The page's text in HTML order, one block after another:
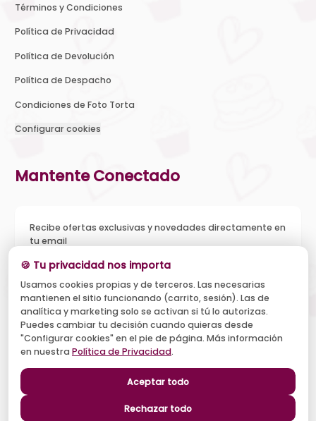
Términos y Condiciones
Política de Privacidad
Política de Devolución
Política de Despacho
Condiciones de Foto Torta
Configurar cookies
Mantente Conectado
Recibe ofertas exclusivas y novedades directamente en
tu email
Acepto recibir novedades y ofertas, y el tratamiento de mi
email según la Política de Privacidad . Puedo darme de baja
cuando quiera.
Suscribirse
🍪 Tu privacidad nos importa
Usamos cookies propias y de terceros. Las necesarias
mantienen el sitio funcionando (carrito, sesión). Las de
analítica y marketing solo se activan si tú lo autorizas.
Puedes cambiar tu decisión cuando quieras desde
"Configurar cookies" en el pie de página. Más información
en nuestra Política de Privacidad.
Aceptar todo
Rechazar todo